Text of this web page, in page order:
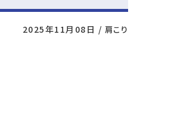
2025年11月08日 / 肩こり